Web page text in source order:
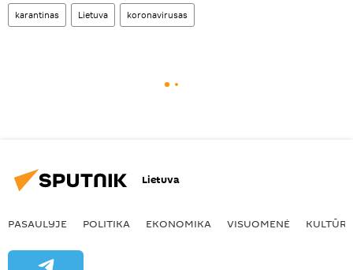
karantinas Lietuva koronavirusas
Lietuva
PASAULYJE POLITIKA EKONOMIKA VISUOMENĖ KULTŪRA